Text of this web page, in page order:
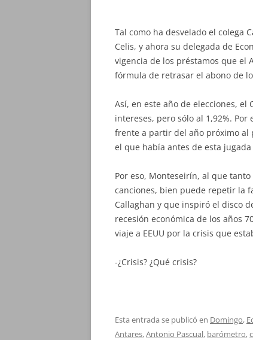
Tal como ha desvelado el colega
Celis, y ahora su delegada de
vigencia de los préstamos que el
fórmula de retrasar el abono de
Así, en este año de elecciones,
intereses, pero sólo al 1,92%.
frente a partir del año próximo al
el que había antes de esta jugada
Por eso, Monteseirín, al que
canciones, bien puede repetir la
Callaghan y que inspiró el disco
recesión económica de los años
viaje a EEUU por la crisis que
-¿Crisis? ¿Qué crisis?
Esta entrada se publicó en Domingo,
Antares,Antonio Pascual, barómetro,